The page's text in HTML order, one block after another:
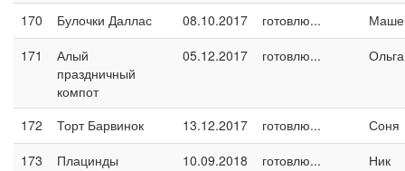
170 Булочки Даллас 08.10.2017 готовлю...
171
Алый
праздничный
компот
05.12.2017 готовлю...
172 Торт Барвинок 13.12.2017 готовлю...
Соня
173
Плацинды 10.09.2018 готовлю...
Ник